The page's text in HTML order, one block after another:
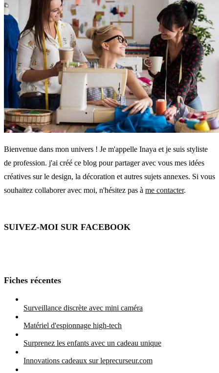
Bienvenue dans mon univers ! Je m'appelle Inaya et je suis styliste
de profession. j'ai créé ce blog pour partager avec vous mes idées
créatives sur le design, la décoration et autres sujets annexes. Si vous
souhaitez collaborer avec moi, n'hésitez pas à me contacter.
SUIVEZ-MOI SUR FACEBOOK
Fiches récentes
Surveillance discrète avec mini caméra
Matériel d'espionnage high-tech
Surprenez les enfants avec un cadeau unique
Innovations cadeaux sur leprecurseur.com